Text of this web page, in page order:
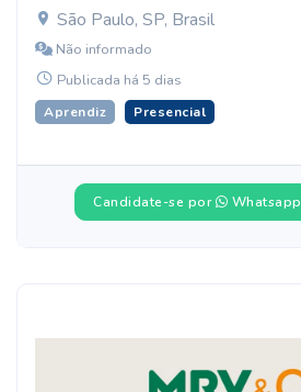
São Paulo, SP, Brasil
Não informado
Publicada há 5 dias
Aprendiz Presencial
Candidate-se por Whatsapp